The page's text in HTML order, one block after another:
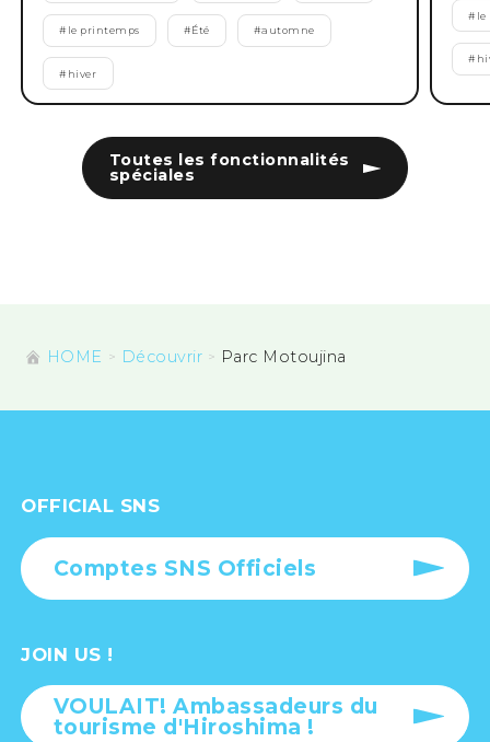
Toutes les fonctionnalités
spéciales
# le printemps #Été #automne
# hiver
# le
#
HOME Découvrir Parc Motoujina
OFFICIAL SNS
Comptes SNS Officiels
JOIN US !
VOULAIT! Ambassadeurs du
tourisme d'Hiroshima !